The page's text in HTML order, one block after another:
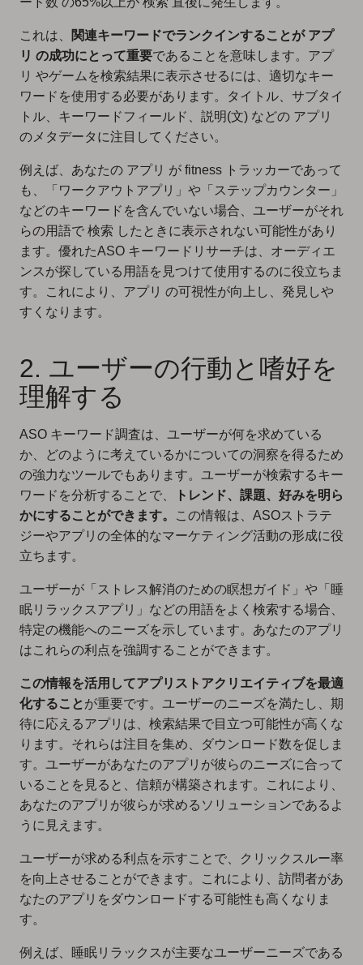
これは、
関連キーワードでランクインすることが アプ
リ の成功にとって重要であることを意味します。アプ
リ やゲームを検索結果に表示させるには、適切なキー
ワードを使用する必要があります。タイトル、サブタイ
トル、キーワードフィールド、説明(文) などの アプリ
のメタデータに注目してください。
例えば、あなたの アプリ が fitness トラッカーであって
も、「ワークアウトアプリ」や「ステップカウンター」
などのキーワードを含んでいない場合、ユーザーがそれ
らの用語で 検索 したときに表示されない可能性があり
ます。優れたASO キーワードリサーチは、 オーディエ
ンスが探している用語を見つけて使用するのに役立ちま
す。これにより、アプリ の可視性が向上し、発見しや
すくなります。
2. ユーザーの行動と嗜好を
理解する
ASO キーワード調査は、ユーザーが何を求めている
か、どのように考えているかについての洞察を得るため
の強力なツールでもあります。ユーザーが検索するキー
ワードを分析することで、
トレンド、課題、好みを明ら
かにすることができます。
この情報は、ASOストラテ
ジーやアプリの全体的なマーケティング活動の形成に役
立ちます。
ユーザーが「ストレス解消のための瞑想ガイド」や「睡
眠リラックスアプリ」などの用語をよく検索する場合、
特定の機能へのニーズを示しています。あなたのアプリ
はこれらの利点を強調することができます。
この情報を活用してアプリストアクリエイティブを最適
化することが重要です。ユーザーのニーズを満たし、期
待に応えるアプリは、検索結果で目立つ可能性が高くな
ります。それらは注目を集め、ダウンロード数を促しま
す。ユーザーがあなたのアプリが彼らのニーズに合って
いることを見ると、信頼が構築されます。これにより、
あなたのアプリが彼らが求めるソリューションであるよ
うに見えます。
ユーザーが求める利点を示すことで、クリックスルー率
を向上させることができます。これにより、訪問者があ
なたのアプリをダウンロードする可能性も高くなりま
す。
例えば、睡眠リラックスが主要なユーザーニーズである